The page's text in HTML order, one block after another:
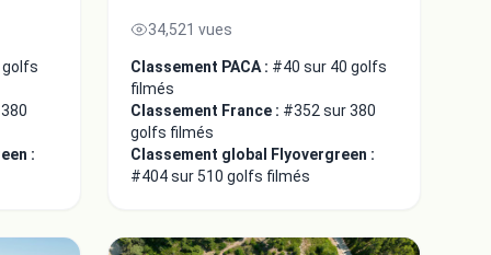
golfs
:
34,521 vues
Classement PACA : #40 sur 40 golfs
filmés
Classement France : #352 sur 380
golfs filmés
Classement global Flyovergreen :
#404 sur 510 golfs filmés